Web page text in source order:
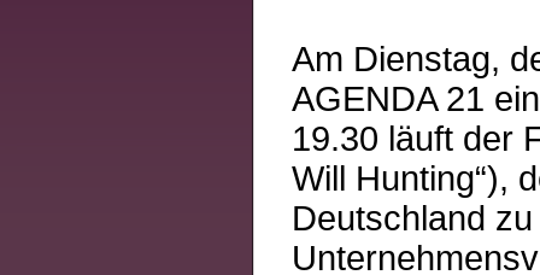
Am Dienstag,
AGENDA 21
19.30 läuft der
Will Hunting“),
Deutschland